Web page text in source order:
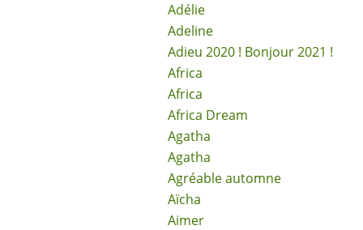
Adélie
Adeline
Adieu 2020 ! Bonjour 2021 !
Africa
Africa
Africa Dream
Agatha
Agatha
Agréable automne
Aïcha
Aimer